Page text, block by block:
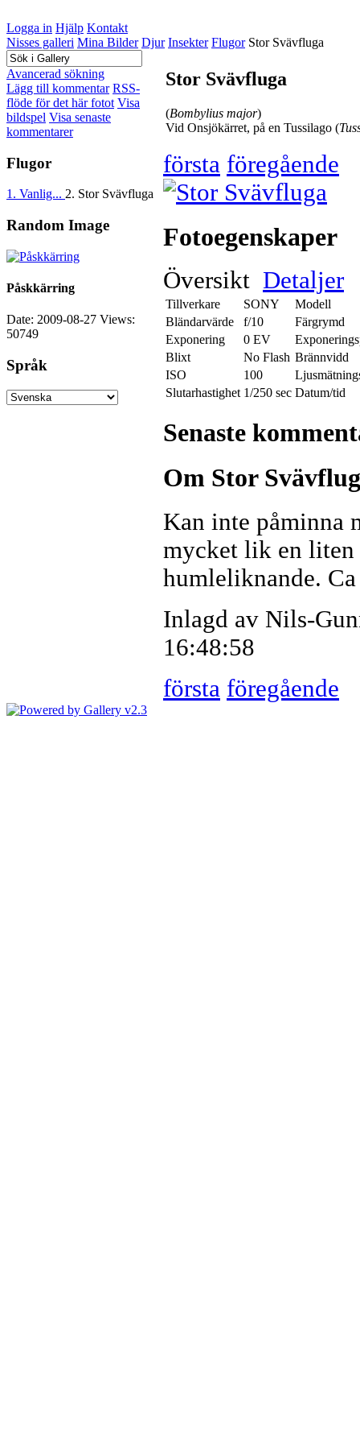
Logga in Hjälp Kontakt
Nisses galleri Mina Bilder Djur Insekter Flugor Stor Svävfluga
Avancerad sökning
Lägg till kommentar RSS-
flöde för det här fotot Visa
bildspel Visa senaste
kommentarer
Flugor
1. Vanlig... 2. Stor Svävfluga
Random Image
Påskkärring
Date: 2009-08-27 Views:
50749
Språk
Stor Svävfluga
(Bombylius major)
Vid Onsjökärret, på en Tussilago (
första föregående
Fotoegenskaper
Översikt Detaljer
Tillverkare SONY
Modell
Bländarvärde
f/10
Färgrymd
Exponering
0 EV
Blixt
No Flash Brännvidd
ISO
100
Slutarhastighet 1/250 sec Datum/tid
Senaste
Om Stor
Kan inte påminna
mycket lik en liten
humleliknande.
Inlagd av Nils-
16:48:58
första föregående